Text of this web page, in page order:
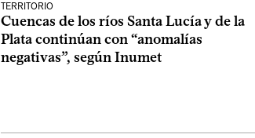
TERRITORIO
Cuencas de los ríos Santa Lucía y de la
Plata continúan con “anomalías
negativas”, según Inumet